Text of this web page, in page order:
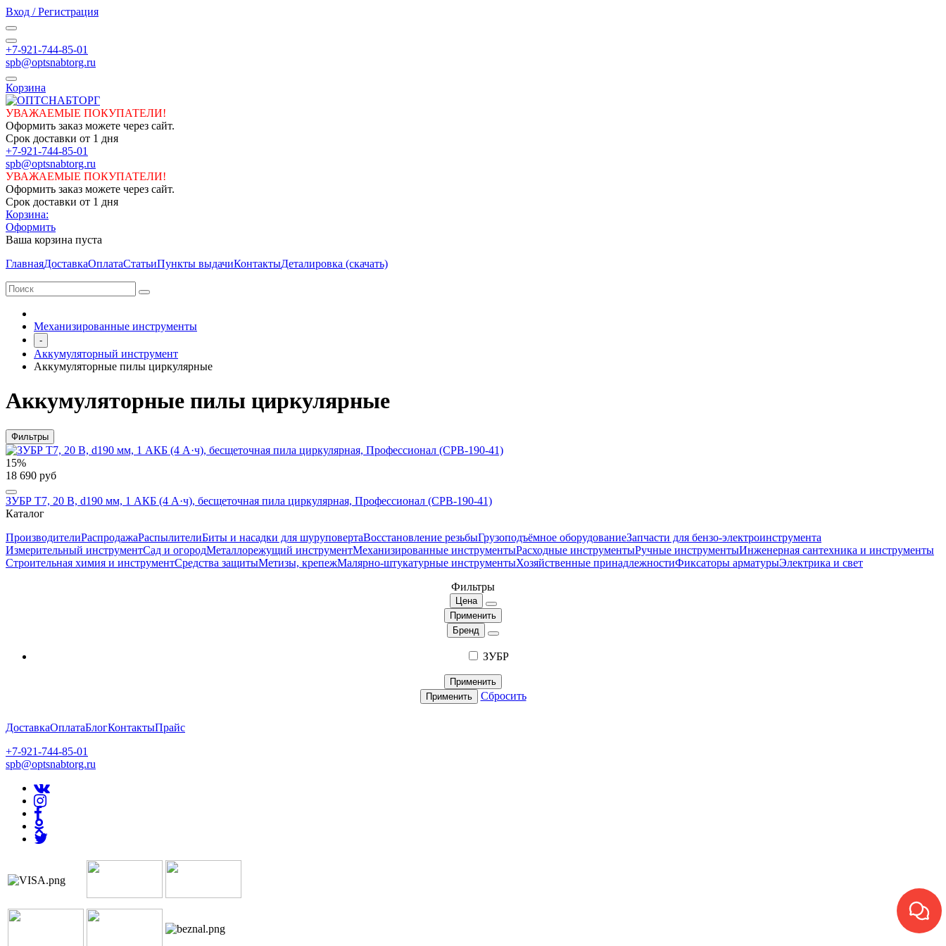
Вход / Регистрация
+7-921-744-85-01
spb@optsnabtorg.ru
Корзина
УВАЖАЕМЫЕ ПОКУПАТЕЛИ!
Оформить заказ можете через сайт.
Срок доставки от 1 дня
+7-921-744-85-01
spb@optsnabtorg.ru
УВАЖАЕМЫЕ ПОКУПАТЕЛИ!
Оформить заказ можете через сайт.
Срок доставки от 1 дня
Корзина:
Оформить
Ваша корзина пуста
ГлавнаяДоставкаОплатаСтатьиПункты выдачиКонтактыДеталировка (скачать)
Механизированные инструменты
-
Аккумуляторный инструмент
Аккумуляторные пилы циркулярные
Аккумуляторные пилы циркулярные
Фильтры
15%
18 690 руб
ЗУБР Т7, 20 В, d190 мм, 1 АКБ (4 А·ч), бесщеточная пила циркулярная, Профессионал (CPB-190-41)
Каталог
ПроизводителиРаспродажаРаспылителиБиты и насадки для шуруповертаВосстановление резьбыГрузоподъёмное оборудованиеЗапчасти для бензо-электроинструмента
Измерительный инструментСад и огородМеталлорежущий инструментМеханизированные инструментыРасходные инструментыРучные инструментыИнженерная сантехника и инструменты
Строительная химия и инструментСредства защитыМетизы, крепежМалярно-штукатурные инструментыХозяйственные принадлежностиФиксаторы арматурыЭлектрика и свет
Фильтры
Цена
Применить
Бренд
ЗУБР
Применить
Применить
Сбросить
ДоставкаОплатаБлогКонтактыПрайс
+7-921-744-85-01
spb@optsnabtorg.ru